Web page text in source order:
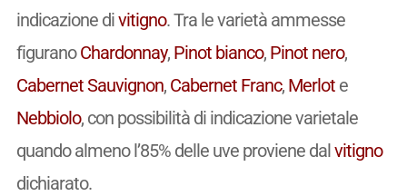
indicazione divitigno. Tra le varietà ammesse
figuranoChardonnay, Pinot bianco, Pinot nero,
Cabernet Sauvignon, Cabernet Franc, Merlote
Nebbiolo, con possibilità di indicazione varietale
quando almeno l’85% delle uve proviene dal vitigno
dichiarato.